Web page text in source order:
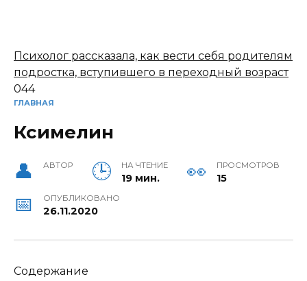
ГЛАВНАЯ
Ксимелин
АВТОР НА ЧТЕНИЕ
19 мин.
ПРОСМОТРОВ
15
ОПУБЛИКОВАНО
26.11.2020
Содержание
Психолог рассказала, как вести себя родителям
подростка, вступившего в переходный возраст
044